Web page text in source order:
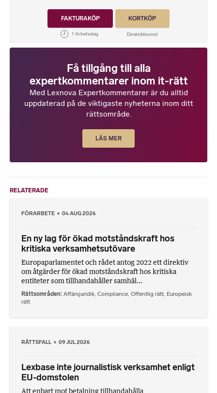
FAKTURAKÖP KORTKÖP
Få tillgång till alla
expertkommentarer inom it-rätt
Med Lexnova Expertkommentarer är du alltid
uppdaterad på de viktigaste nyheterna inom ditt
rättsområde.
LÄS MER
RELATERADE
FÖRARBETE 04 AUG 2026
En ny lag för ökad motståndskraft hos
kritiska verksamhetsutövare
Europaparlamentet och rådet antog 2022 ett direktiv
om åtgärder för ökad motståndskraft hos kritiska
entiteter som tillhandahåller samhäl...
Rättsområden Affärsjuridik Compliance Offentlig rätt Europeisk
rätt
RÄTTSFALL 09 JUL 2026
Lexbase inte journalistisk verksamhet enligt
EU-domstolen
Att enbart mot betalning tillhandahålla